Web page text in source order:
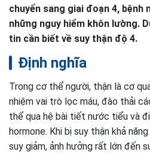
chuyển sang giai đoạn 4, bệnh
những nguy hiểm khôn lường.
tin cần biết về suy thận độ 4.
Định nghĩa
Trong cơ thể người, thận là cơ
nhiệm vai trò lọc máu, đào thải
thể qua hệ bài tiết nước tiểu và
hormone. Khi bị suy thận khả
suy giảm, ảnh hưởng rất lớn đến